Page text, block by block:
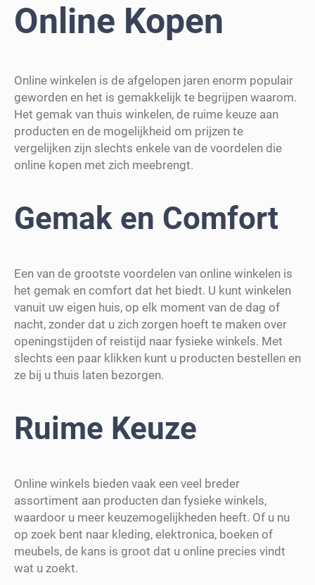
Online Kopen
Online winkelen is de afgelopen jaren enorm populair
geworden en het is gemakkelijk te begrijpen waarom.
Het gemak van thuis winkelen, de ruime keuze aan
producten en de mogelijkheid om prijzen te
vergelijken zijn slechts enkele van de voordelen die
online kopen met zich meebrengt.
Gemak en Comfort
Een van de grootste voordelen van online winkelen is
het gemak en comfort dat het biedt. U kunt winkelen
vanuit uw eigen huis, op elk moment van de dag of
nacht, zonder dat u zich zorgen hoeft te maken over
openingstijden of reistijd naar fysieke winkels. Met
slechts een paar klikken kunt u producten bestellen en
ze bij u thuis laten bezorgen.
Ruime Keuze
Online winkels bieden vaak een veel breder
assortiment aan producten dan fysieke winkels,
waardoor u meer keuzemogelijkheden heeft. Of u nu
op zoek bent naar kleding, elektronica, boeken of
meubels, de kans is groot dat u online precies vindt
wat u zoekt.